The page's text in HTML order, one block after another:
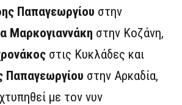
Παπαγεωργίου στην
Μαρκογιαννάκη στην Κοζάνη,
στις Κυκλάδες και
Παπαγεωργίου στην Αρκαδία,
με τον νυν